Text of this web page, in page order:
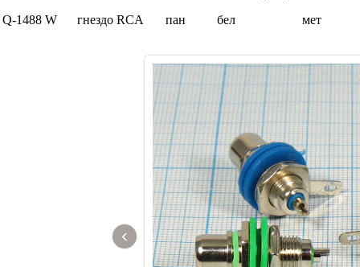
Q-1488 W гнездо RCA пан бел мет
‹